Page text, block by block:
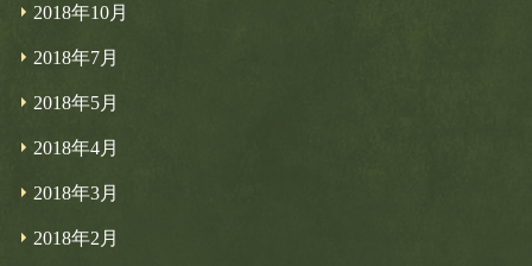
2018年10月
2018年7月
2018年5月
2018年4月
2018年3月
2018年2月